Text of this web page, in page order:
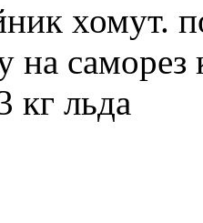
хомут.
на
кг льда